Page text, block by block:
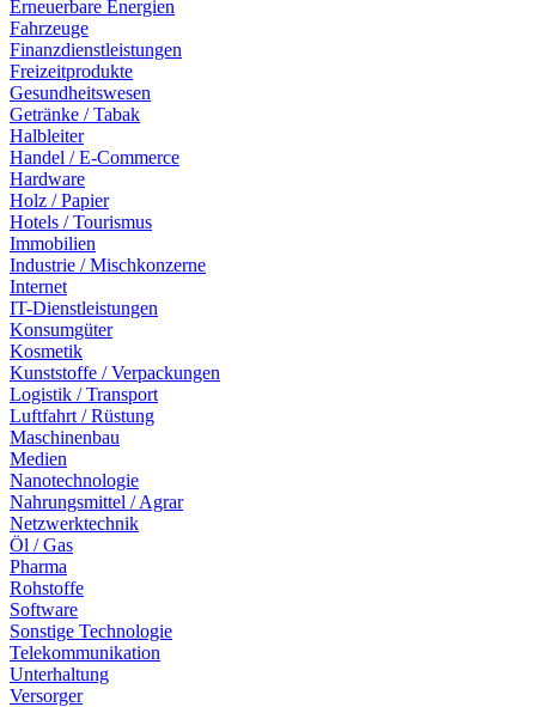
Erneuerbare Energien
Fahrzeuge
Finanzdienstleistungen
Freizeitprodukte
Gesundheitswesen
Getränke / Tabak
Halbleiter
Handel / E-Commerce
Hardware
Holz / Papier
Hotels / Tourismus
Immobilien
Industrie / Mischkonzerne
Internet
IT-Dienstleistungen
Konsumgüter
Kosmetik
Kunststoffe / Verpackungen
Logistik / Transport
Luftfahrt / Rüstung
Maschinenbau
Medien
Nanotechnologie
Nahrungsmittel / Agrar
Netzwerktechnik
Öl / Gas
Pharma
Rohstoffe
Software
Sonstige Technologie
Telekommunikation
Unterhaltung
Versorger